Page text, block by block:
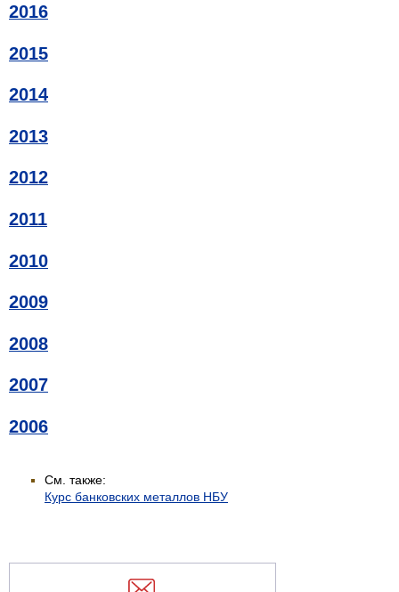
2016
2015
2014
2013
2012
2011
2010
2009
2008
2007
2006
См. также:
Курс банковских металлов НБУ